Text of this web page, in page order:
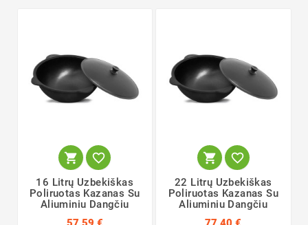
 
16 Litrų Uzbekiškas
Poliruotas Kazanas Su
Aliuminiu Dangčiu
 
22 Litrų Uzbekiškas
Poliruotas Kazanas Su
Aliuminiu Dangčiu